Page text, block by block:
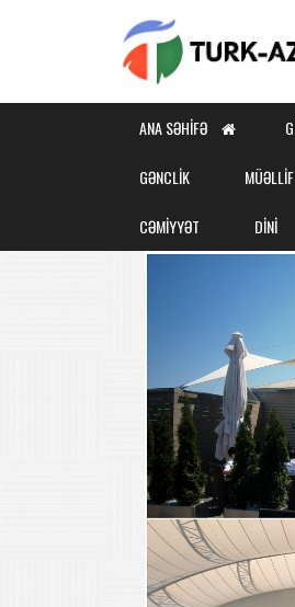
ANA SƏHIFƏ
GƏNCLİK
CƏMİYYƏT DİNİ